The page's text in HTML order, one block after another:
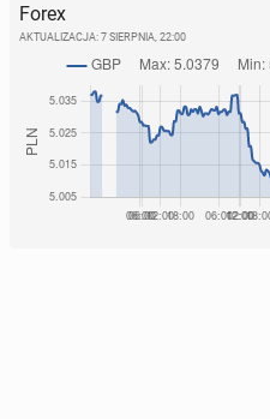
Forex
AKTUALIZACJA: 7 SIERPNIA, 22:00